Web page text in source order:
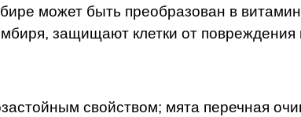
может быть преобразован в
защищают клетки от
свойством; мята перечная